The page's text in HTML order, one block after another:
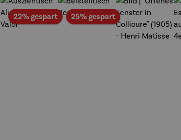
22% gespartRabatt25% gespartRabatt